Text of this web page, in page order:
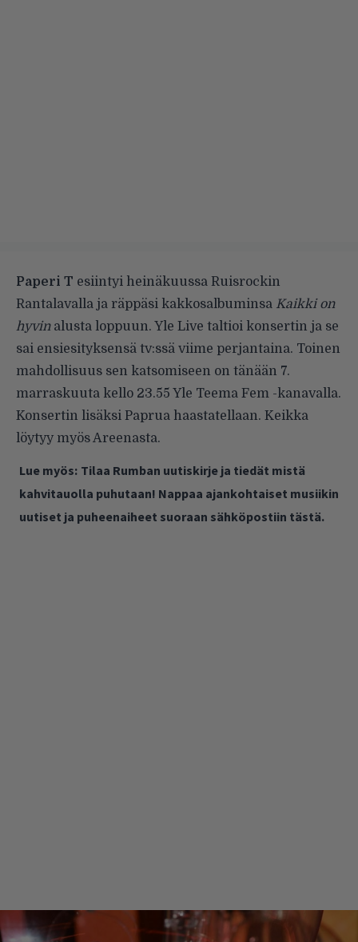
Paperi T esiintyi heinäkuussa Ruisrockin
Rantalavalla ja räppäsi kakkosalbuminsa Kaikki on
hyvinalusta loppuun. Yle Live taltioi konsertin ja se
sai ensiesityksensä tv:ssä viime perjantaina. Toinen
mahdollisuus sen katsomiseen on tänään 7.
marraskuuta kello 23.55 Yle Teema Fem -kanavalla.
Konsertin lisäksi Paprua haastatellaan. Keikka
löytyy myösAreenasta.
Lue myös: Tilaa Rumban uutiskirje ja tiedät mistä
kahvitauolla puhutaan! Nappaa ajankohtaiset musiikin
uutiset ja puheenaiheet suoraan sähköpostiin tästä.